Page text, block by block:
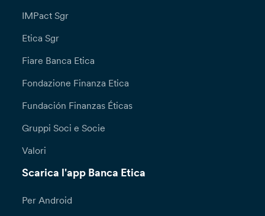
IMPact Sgr
Etica Sgr
Fiare Banca Etica
Fondazione Finanza Etica
Fundación Finanzas Éticas
Gruppi Soci e Socie
Valori
Scarica l'app Banca Etica
Per Android